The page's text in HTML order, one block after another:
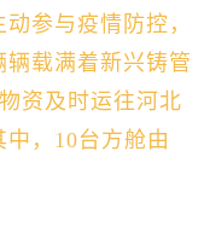
参与疫情防控，
载满着新兴铸管
资及时运往河北
，10台方舱由